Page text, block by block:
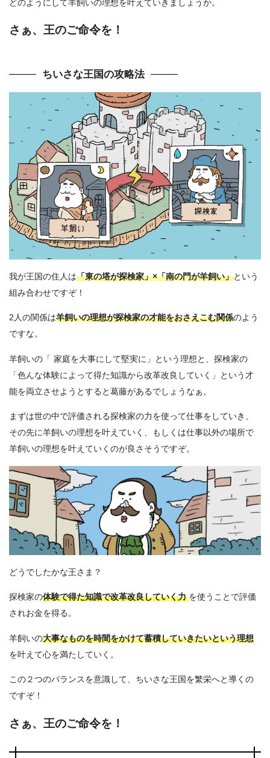
どのようにして羊飼いの理想を叶えていきましょうか。
さぁ、王のご命令を！
ちいさな王国の攻略法
我が王国の住人は「東の塔が探検家」×「南の門が羊飼い」という
組み合わせですぞ！
2人の関係は羊飼いの理想が探検家の才能をおさえこむ関係のよう
ですな。
羊飼いの「 家庭を大事にして堅実に」という理想と、探検家の
「色んな体験によって得た知識から改革改良していく」という才
能を両立させようとすると葛藤があるでしょうなぁ。
まずは世の中で評価される探検家の力を使って仕事をしていき、
その先に羊飼いの理想を叶えていく、もしくは仕事以外の場所で
羊飼いの理想を叶えていくのが良さそうですぞ。
どうでしたかな王さま？
探検家の体験で得た知識で改革改良していく力 を使うことで評価
されお金を得る。
羊飼いの大事なものを時間をかけて蓄積していきたいという理想
を叶えて心を満たしていく。
この２つのバランスを意識して、ちいさな王国を繁栄へと導くの
ですぞ！
さぁ、王のご命令を！